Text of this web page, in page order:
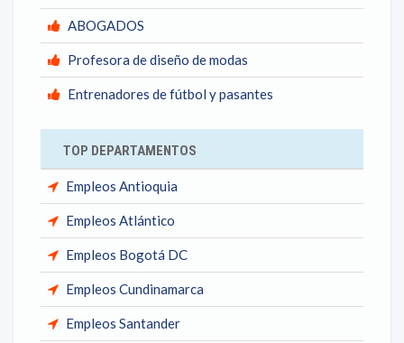
ABOGADOS
Profesora de diseño de modas
Entrenadores de fútbol y pasantes
TOP DEPARTAMENTOS
Empleos Antioquia
Empleos Atlántico
Empleos Bogotá DC
Empleos Cundinamarca
Empleos Santander